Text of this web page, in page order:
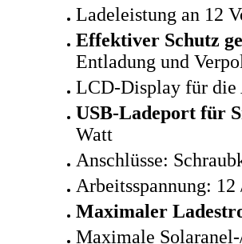
Ladeleistung an 12
Effektiver Schutz
Entladung und
LCD-Display für die
USB-Ladeport für
Watt
Anschlüsse:
Arbeitsspannung:
Maximaler
Maximale